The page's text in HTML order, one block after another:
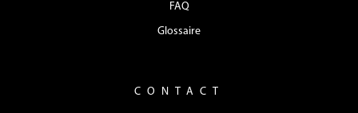
FAQ
Glossaire
CONTACT